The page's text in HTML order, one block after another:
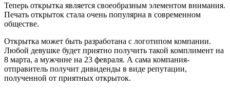
Теперь открытка является своеобразным элементом внимания.
Печать открыток стала очень популярна в современном
обществе.
Открытка может быть разработана с логотипом компании.
Любой девушке будет приятно получить такой комплимент на
8 марта, а мужчине на 23 февраля. А сама компания-
отправитель получит дивиденды в виде репутации,
полученной от приятных открыток.